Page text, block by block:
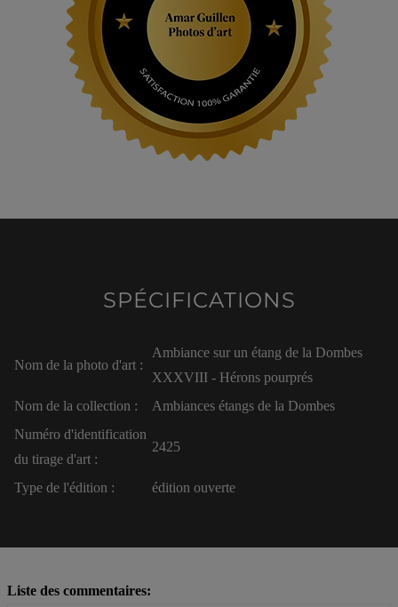
SPÉCIFICATIONS
Nom de la photo d'art :
Ambiance sur un étang de la Dombes
XXXVIII - Hérons pourprés
Nom de la collection :
Ambiances étangs de la Dombes
Numéro d'identification
du tirage d'art :
2425
Type de l'édition : édition ouverte
Liste des commentaires: